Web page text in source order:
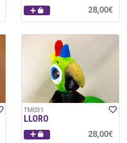
28,00€
TM031
LLORO
28,00€